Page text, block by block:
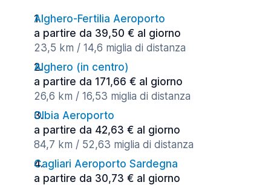
Alghero-Fertilia Aeroporto
a partire da 39,50 € al giorno
23,5 km / 14,6 miglia di distanza
Alghero (in centro)
a partire da 171,66 € al giorno
26,6 km / 16,53 miglia di distanza
Olbia Aeroporto
a partire da 42,63 € al giorno
84,7 km / 52,63 miglia di distanza
Cagliari Aeroporto Sardegna
a partire da 30,73 € al giorno